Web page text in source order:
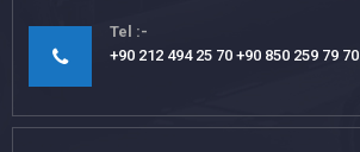
Tel
+90 212 494 25 70 +90 850 259 79 70